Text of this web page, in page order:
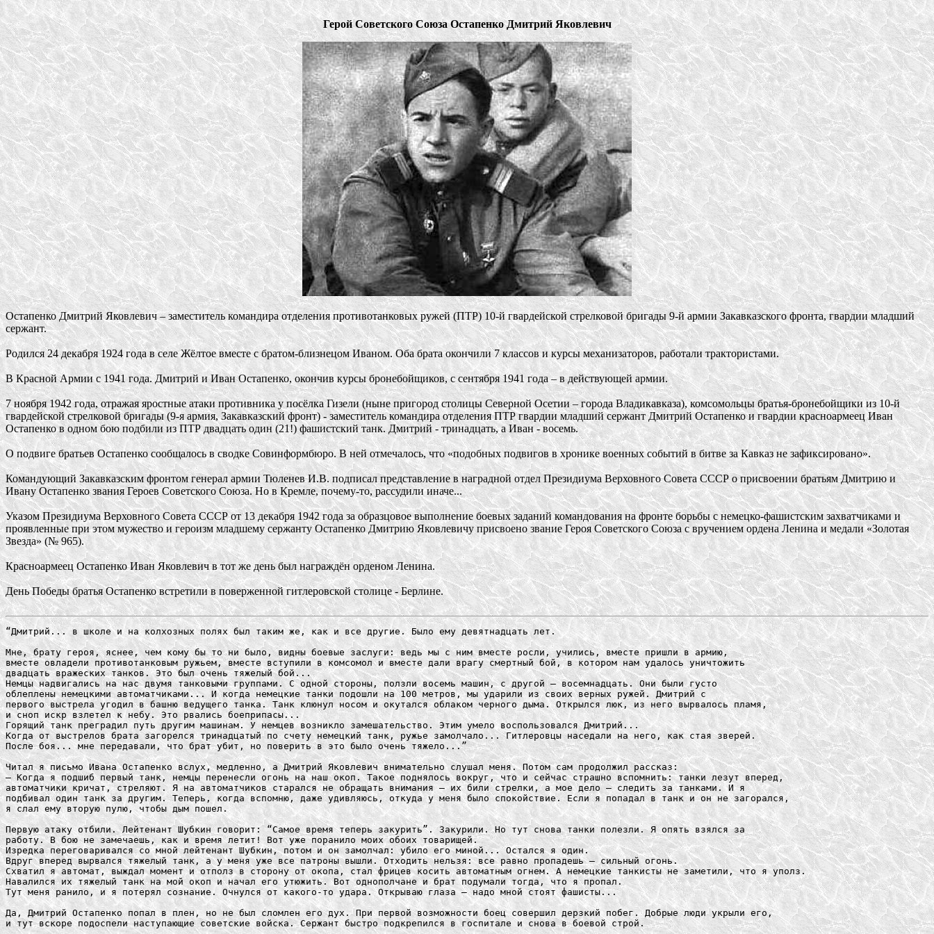
Герой Советского Союза Остапенко Дмитрий Яковлевич
Остапенко Дмитрий Яковлевич – заместитель командира отделения противотанковых ружей (ПТР) 10-й гвардейской стрелковой бригады 9-й армии Закавказского фронта, гвардии младший
сержант.
Родился 24 декабря 1924 года в селе Жёлтое вместе с братом-близнецом Иваном. Оба брата окончили 7 классов и курсы механизаторов, работали трактористами.
В Красной Армии с 1941 года. Дмитрий и Иван Остапенко, окончив курсы бронебойщиков, с сентября 1941 года – в действующей армии.
7 ноября 1942 года, отражая яростные атаки противника у посёлка Гизели (ныне пригород столицы Северной Осетии – города Владикавказа), комсомольцы братья-бронебойщики из 10-й
гвардейской стрелковой бригады (9-я армия, Закавказский фронт) - заместитель командира отделения ПТР гвардии младший сержант Дмитрий Остапенко и гвардии красноармеец Иван
Остапенко в одном бою подбили из ПТР двадцать один (21!) фашистский танк. Дмитрий - тринадцать, а Иван - восемь.
О подвиге братьев Остапенко сообщалось в сводке Совинформбюро. В ней отмечалось, что «подобных подвигов в хронике военных событий в битве за Кавказ не зафиксировано».
Командующий Закавказским фронтом генерал армии Тюленев И.В. подписал представление в наградной отдел Президиума Верховного Совета СССР о присвоении братьям Дмитрию и
Ивану Остапенко звания Героев Советского Союза. Но в Кремле, почему-то, рассудили иначе...
Указом Президиума Верховного Совета СССР от 13 декабря 1942 года за образцовое выполнение боевых заданий командования на фронте борьбы с немецко-фашистским захватчиками и
проявленные при этом мужество и героизм младшему сержанту Остапенко Дмитрию Яковлевичу присвоено звание Героя Советского Союза с вручением ордена Ленина и медали «Золотая
Звезда» (№ 965).
Красноармеец Остапенко Иван Яковлевич в тот же день был награждён орденом Ленина.
День Победы братья Остапенко встретили в поверженной гитлеровской столице - Берлине.
“Дмитрий... в школе и на колхозных полях был таким же, как и все другие. Было ему девятнадцать лет.
Мне, брату героя, яснее, чем кому бы то ни было, видны боевые заслуги: ведь мы с ним вместе росли, учились, вместе пришли в армию,
вместе овладели противотанковым ружьем, вместе вступили в комсомол и вместе дали врагу смертный бой, в котором нам удалось уничтожить
двадцать вражеских танков. Это был очень тяжелый бой...
Немцы надвигались на нас двумя танковыми группами. С одной стороны, ползли восемь машин, с другой — восемнадцать. Они были густо
облеплены немецкими автоматчиками... И когда немецкие танки подошли на 100 метров, мы ударили из своих верных ружей. Дмитрий с
первого выстрела угодил в башню ведущего танка. Танк клюнул носом и окутался облаком черного дыма. Открылся люк, из него вырвалось пламя,
и сноп искр взлетел к небу. Это рвались боеприпасы...
Горящий танк преградил путь другим машинам. У немцев возникло замешательство. Этим умело воспользовался Дмитрий...
Когда от выстрелов брата загорелся тринадцатый по счету немецкий танк, ружье замолчало... Гитлеровцы наседали на него, как стая зверей.
После боя... мне передавали, что брат убит, но поверить в это было очень тяжело...”
Читал я письмо Ивана Остапенко вслух, медленно, а Дмитрий Яковлевич внимательно слушал меня. Потом сам продолжил рассказ:
— Когда я подшиб первый танк, немцы перенесли огонь на наш окоп. Такое поднялось вокруг, что и сейчас страшно вспомнить: танки лезут вперед,
автоматчики кричат, стреляют. Я на автоматчиков старался не обращать внимания — их били стрелки, а мое дело — следить за танками. И я
подбивал один танк за другим. Теперь, когда вспомню, даже удивляюсь, откуда у меня было спокойствие. Если я попадал в танк и он не загорался,
я слал ему вторую пулю, чтобы дым пошел.
Первую атаку отбили. Лейтенант Шубкин говорит: “Самое время теперь закурить”. Закурили. Но тут снова танки полезли. Я опять взялся за
работу. В бою не замечаешь, как и время летит! Вот уже поранило моих обоих товарищей.
Изредка переговаривался со мной лейтенант Шубкин, потом и он замолчал: убило его миной... Остался я один.
Вдруг вперед вырвался тяжелый танк, а у меня уже все патроны вышли. Отходить нельзя: все равно пропадешь — сильный огонь.
Схватил я автомат, выждал момент и отполз в сторону от окопа, стал фрицев косить автоматным огнем. А немецкие танкисты не заметили, что я уполз.
Навалился их тяжелый танк на мой окоп и начал его утюжить. Вот однополчане и брат подумали тогда, что я пропал.
Тут меня ранило, и я потерял сознание. Очнулся от какого-то удара. Открываю глаза — надо мной стоят фашисты...
Да, Дмитрий Остапенко попал в плен, но не был сломлен его дух. При первой возможности боец совершил дерзкий побег. Добрые люди укрыли его,